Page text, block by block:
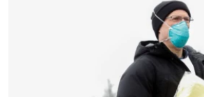
AID AND DEVELOPMENT
DEMOCRACY AND GOVERNANCE